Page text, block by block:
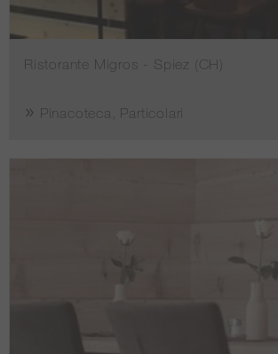
Ristorante Migros - Spiez (CH)
Pinacoteca, Particolari